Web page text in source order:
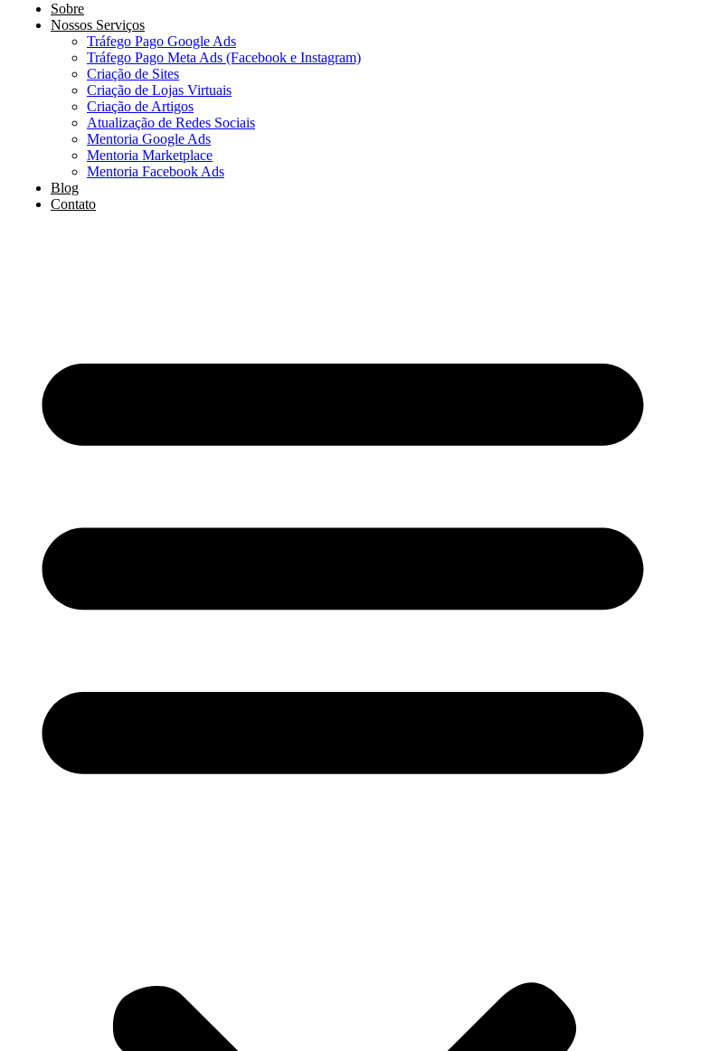
Sobre
Nossos Serviços
Tráfego Pago Google Ads
Tráfego Pago Meta Ads (Facebook e Instagram)
Criação de Sites
Criação de Lojas Virtuais
Criação de Artigos
Atualização de Redes Sociais
Mentoria Google Ads
Mentoria Marketplace
Mentoria Facebook Ads
Blog
Contato